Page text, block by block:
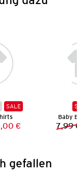
SALE
Preis:
Preis:
€
Baby
7,99 €
gefallen